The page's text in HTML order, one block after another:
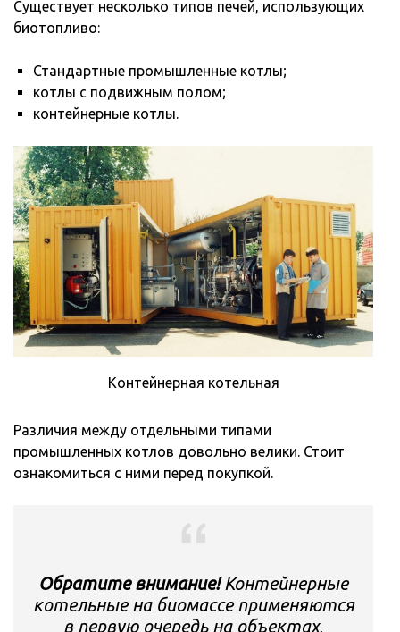
Существует несколько типов печей, использующих
биотопливо:
Стандартные промышленные котлы;
котлы с подвижным полом;
контейнерные котлы.
Контейнерная котельная
Различия между отдельными типами
промышленных котлов довольно велики. Стоит
ознакомиться с ними перед покупкой.
Обратите внимание!Контейнерные
котельные на биомассе применяются
в первую очередь на объектах,